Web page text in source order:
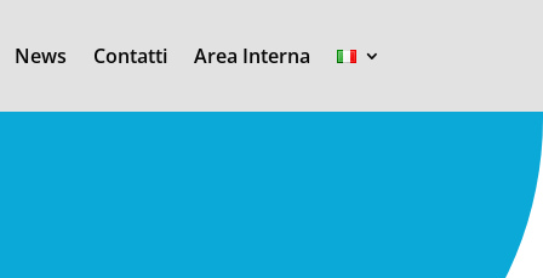
News Contatti Area Interna